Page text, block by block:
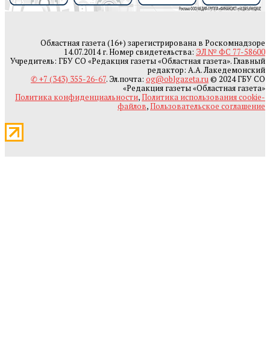
Областная газета (16+) зарегистрирована в Роскомнадзоре
14.07.2014 г. Номер свидетельства: ЭЛ № ФС 77-58600
Учредитель: ГБУ СО «Редакция газеты «Областная газета». Главный
редактор: А.А. Лакедемонский
✆ +7 (343) 355-26-67. Эл.почта: og@oblgazeta.ru© 2024 ГБУ СО
«Редакция газеты «Областная газета»
Политика конфиденциальности,Политика использования cookie-
файлов,Пользовательское соглашение